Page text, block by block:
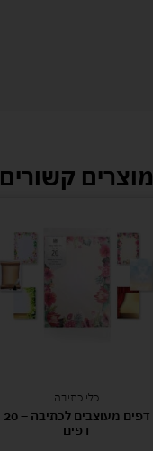
מוצרים קשורים
כלי כתיבה
דפים מעוצבים לכתיבה – 20
דפים